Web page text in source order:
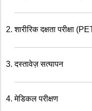
शारीरिक दक्षता परीक्षा
दस्तावेज़ सत्यापन
मेडिकल परीक्षण